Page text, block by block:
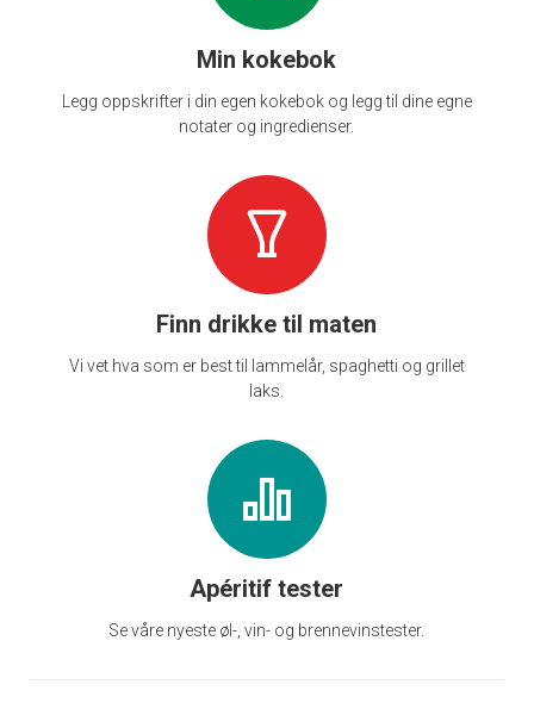
Min kokebok
Legg oppskrifter i din egen kokebok og legg til dine egne
notater og ingredienser.
Finn drikke til maten
Vi vet hva som er best til lammelår, spaghetti og grillet
laks.
Apéritif tester
Se våre nyeste øl-, vin- og brennevinstester.